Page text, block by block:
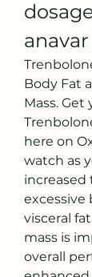
Body Fat
Mass.
here on
watch as
excessive
visceral
mass is
overall